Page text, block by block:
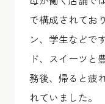
で構成されてお
ン、学生などで
ド、スイーツと
務後、帰ると疲
れていました。